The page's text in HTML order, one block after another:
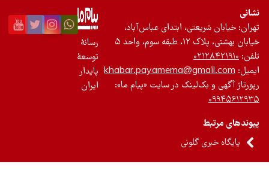
خیابان شریعتی، ابتدای عباس‌آباد،
بهشتی، پلاک ۱۲، طبقه سوم، واحد ۵
۰۲۱۲۸۴۲۱۹۱۰
khabar.payamema@gmail.com
آگهی و بک‌لینک در سایت «پیام ما»:
مرتبط
پایگاه خبری گلونی
رسانۀ
توسعۀ
پایدار
ایران